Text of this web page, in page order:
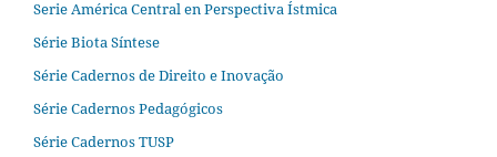
Serie América Central en Perspectiva Ístmica
Série Biota Síntese
Série Cadernos de Direito e Inovação
Série Cadernos Pedagógicos
Série Cadernos TUSP